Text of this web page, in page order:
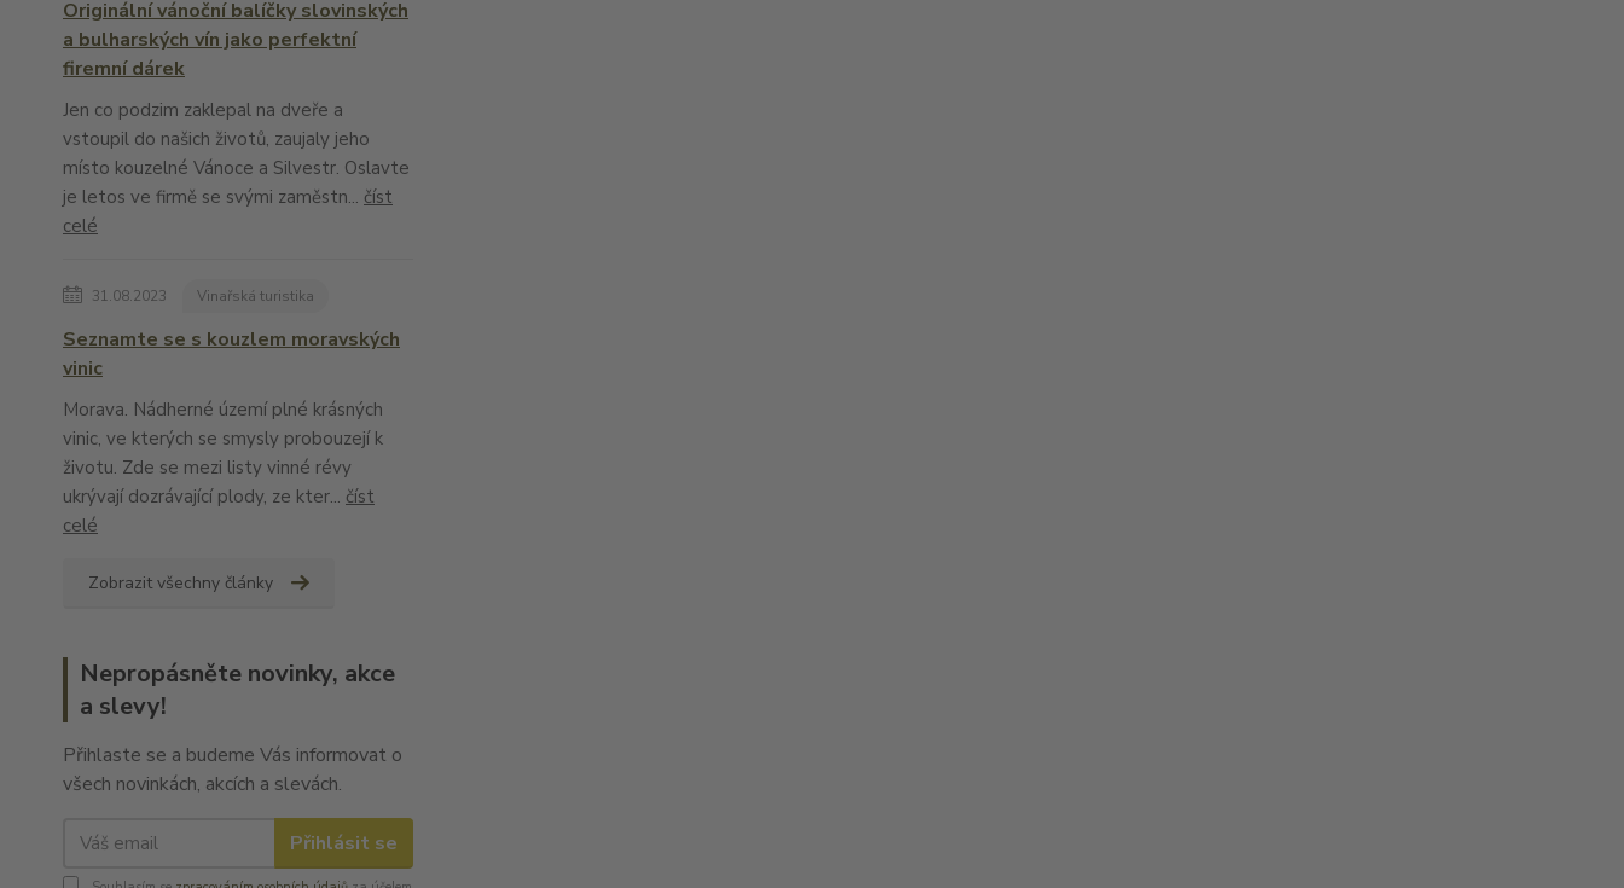
Originální vánoční balíčky slovinských
a bulharských vín jako perfektní
firemní dárek
Jen co podzim zaklepal na dveře a
vstoupil do našich životů, zaujaly jeho
místo kouzelné Vánoce a Silvestr. Oslavte
je letos ve firmě se svými zaměstn... číst
celé
31.08.2023 Vinařská turistika
Seznamte se s kouzlem moravských
vinic
Morava. Nádherné území plné krásných
vinic, ve kterých se smysly probouzejí k
životu. Zde se mezi listy vinné révy
ukrývají dozrávající plody, ze kter... číst
celé
Zobrazit všechny články
Nepropásněte novinky, akce
a slevy!
Přihlaste se a budeme Vás informovat o
všech novinkách, akcích a slevách.
Přihlásit se